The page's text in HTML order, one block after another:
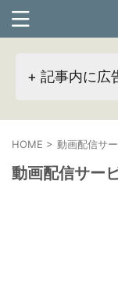
+ 記事内に広
HOME > 動画配信サ
動画配信サー